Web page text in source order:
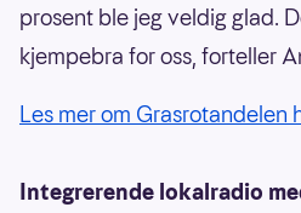
prosent ble jeg veldig glad.
kjempebra for oss, forteller
Les mer om Grasrotandelen
Integrerende lokalradio